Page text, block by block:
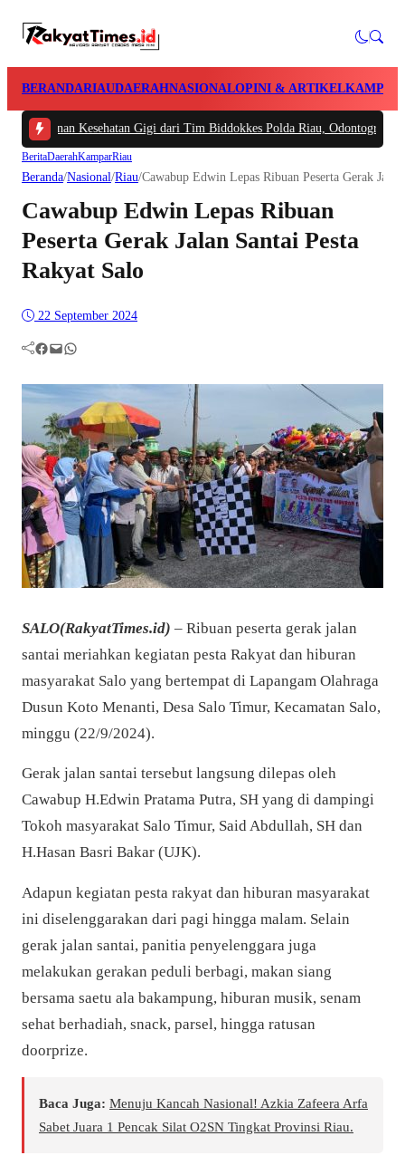
BERANDARIAUDAERAHNASIONALOPINI & ARTIKELKAMPAR
Kesehatan Gigi dari Tim Biddokkes Polda Riau, Odontogram untuk
BeritaDaerahKamparRiau
Beranda/Nasional/Riau/Cawabup Edwin Lepas Ribuan Peserta Gerak
Cawabup Edwin Lepas Ribuan
Peserta Gerak Jalan Santai Pesta
Rakyat Salo
22 September 2024
Facebook Mail WhatsApp
SALO(RakyatTimes.id) – Ribuan peserta gerak jalan
santai meriahkan kegiatan pesta Rakyat dan hiburan
masyarakat Salo yang bertempat di Lapangam Olahraga
Dusun Koto Menanti, Desa Salo Timur, Kecamatan Salo,
minggu (22/9/2024).
Gerak jalan santai tersebut langsung dilepas oleh
Cawabup H.Edwin Pratama Putra, SH yang di dampingi
Tokoh masyarakat Salo Timur, Said Abdullah, SH dan
H.Hasan Basri Bakar (UJK).
Adapun kegiatan pesta rakyat dan hiburan masyarakat
ini diselenggarakan dari pagi hingga malam. Selain
gerak jalan santai, panitia penyelenggara juga
melakukan gerakan peduli berbagi, makan siang
bersama saetu ala bakampung, hiburan musik, senam
sehat berhadiah, snack, parsel, hingga ratusan
doorprize.
Baca Juga: Menuju Kancah Nasional! Azkia Zafeera Arfa
Sabet Juara 1 Pencak Silat O2SN Tingkat Provinsi Riau.